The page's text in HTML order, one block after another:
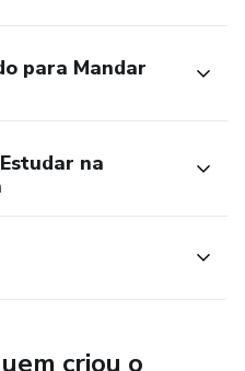
em vídeos curtinhos,
achar mais prático. As
para Mandar
na
criou o